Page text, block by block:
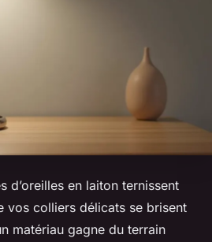
d’oreilles en laiton ternissent
vos colliers délicats se brisent
matériau gagne du terrain